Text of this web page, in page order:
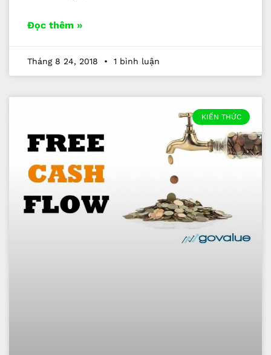
Đọc thêm »
Tháng 8 24, 2018 1 bình luận
KIẾN THỨC